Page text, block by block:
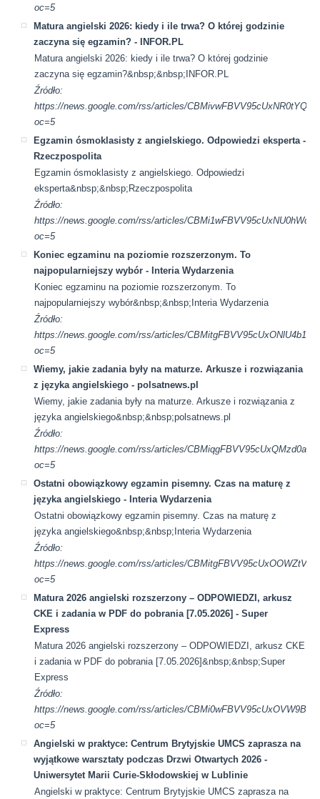
oc=5
Matura angielski 2026: kiedy i ile trwa? O której godzinie
zaczyna się egzamin? - INFOR.PL
Matura angielski 2026: kiedy i ile trwa? O której godzinie
zaczyna się egzamin?&nbsp;&nbsp;INFOR.PL
Źródło:
https://news.google.com/rss/articles/
oc=5
Egzamin ósmoklasisty z angielskiego. Odpowiedzi eksperta -
Rzeczpospolita
Egzamin ósmoklasisty z angielskiego. Odpowiedzi
eksperta&nbsp;&nbsp;Rzeczpospolita
Źródło:
https://news.google.com/rss/articles/
oc=5
Koniec egzaminu na poziomie rozszerzonym. To
najpopularniejszy wybór - Interia Wydarzenia
Koniec egzaminu na poziomie rozszerzonym. To
najpopularniejszy wybór&nbsp;&nbsp;Interia Wydarzenia
Źródło:
https://news.google.com/rss/articles/
oc=5
Wiemy, jakie zadania były na maturze. Arkusze i rozwiązania
z języka angielskiego - polsatnews.pl
Wiemy, jakie zadania były na maturze. Arkusze i rozwiązania z
języka angielskiego&nbsp;&nbsp;polsatnews.pl
Źródło:
https://news.google.com/rss/articles/
oc=5
Ostatni obowiązkowy egzamin pisemny. Czas na maturę z
języka angielskiego - Interia Wydarzenia
Ostatni obowiązkowy egzamin pisemny. Czas na maturę z
języka angielskiego&nbsp;&nbsp;Interia Wydarzenia
Źródło:
https://news.google.com/rss/articles/
oc=5
Matura 2026 angielski rozszerzony – ODPOWIEDZI, arkusz
CKE i zadania w PDF do pobrania [7.05.2026] - Super
Express
Matura 2026 angielski rozszerzony – ODPOWIEDZI, arkusz CKE
i zadania w PDF do pobrania [7.05.2026]&nbsp;&nbsp;Super
Express
Źródło:
https://news.google.com/rss/articles/
oc=5
Angielski w praktyce: Centrum Brytyjskie UMCS zaprasza na
wyjątkowe warsztaty podczas Drzwi Otwartych 2026 -
Uniwersytet Marii Curie-Skłodowskiej w Lublinie
Angielski w praktyce: Centrum Brytyjskie UMCS zaprasza na